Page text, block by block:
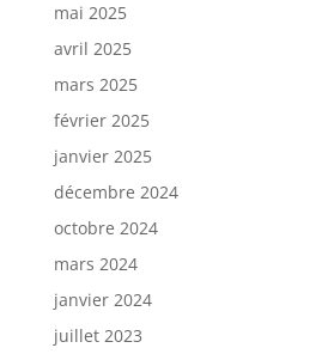
mai 2025
avril 2025
mars 2025
février 2025
janvier 2025
décembre 2024
octobre 2024
mars 2024
janvier 2024
juillet 2023